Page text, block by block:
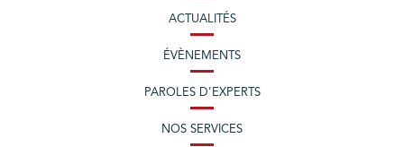
ACTUALITÉS
ÉVÈNEMENTS
PAROLES D’EXPERTS
NOS SERVICES